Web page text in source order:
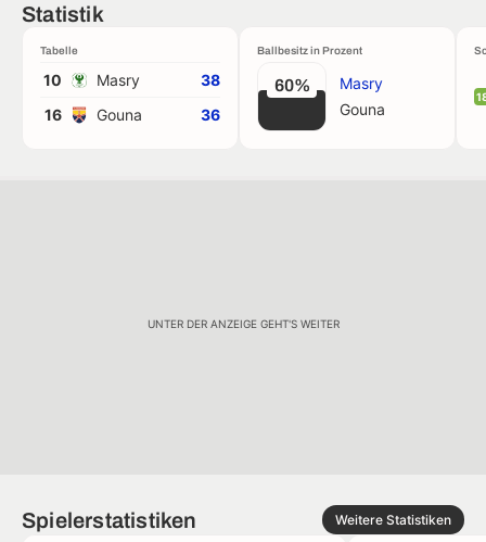
Statistik
Tabelle
10 Masry
38
16
Gouna 36
Ballbesitz in Prozent
60%
Masry
Gouna
UNTER DER ANZEIGE GEHT'S WEITER
Spielerstatistiken Weitere Statistiken